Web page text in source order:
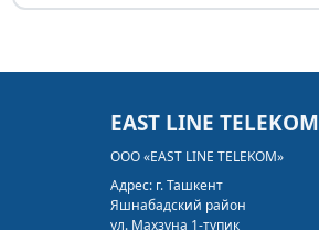
EAST LINE TELEKOM
ООО «EAST LINE TELEKOM»
Адрес: г. Ташкент
Яшнабадский район
ул. Махзуна 1-тупик